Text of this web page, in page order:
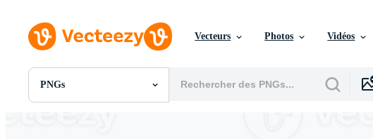
Vecteurs Photos Vidéos
PNGs
Toutes Images